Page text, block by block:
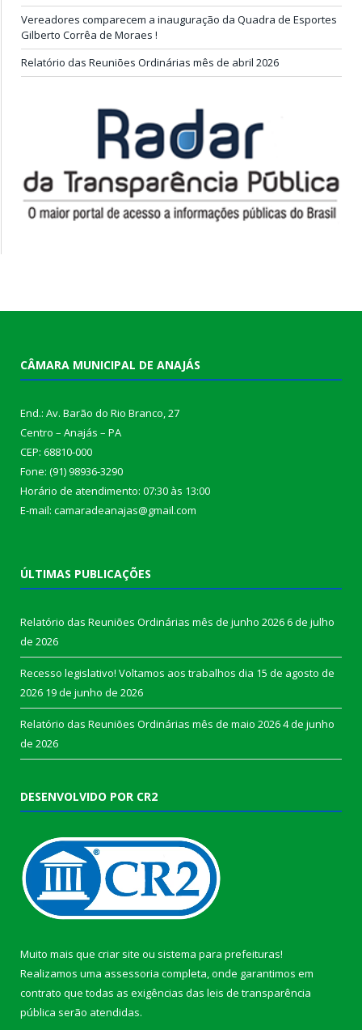
Vereadores comparecem a inauguração da Quadra de Esportes
Gilberto Corrêa de Moraes !
Relatório das Reuniões Ordinárias mês de abril 2026
CÂMARA MUNICIPAL DE ANAJÁS
End.: Av. Barão do Rio Branco, 27
Centro – Anajás – PA
CEP: 68810-000
Fone: (91) 98936-3290
Horário de atendimento: 07:30 às 13:00
E-mail: camaradeanajas@gmail.com
ÚLTIMAS PUBLICAÇÕES
Relatório das Reuniões Ordinárias mês de junho 20266 de julho
de 2026
Recesso legislativo! Voltamos aos trabalhos dia 15 de agosto de
2026 19 de junho de 2026
Relatório das Reuniões Ordinárias mês de maio 20264 de junho
de 2026
DESENVOLVIDO POR CR2
Muito mais que criar site ou sistema para prefeituras!
Realizamos uma assessoria completa, onde garantimos em
contrato que todas as exigências das leis de transparência
pública serão atendidas.